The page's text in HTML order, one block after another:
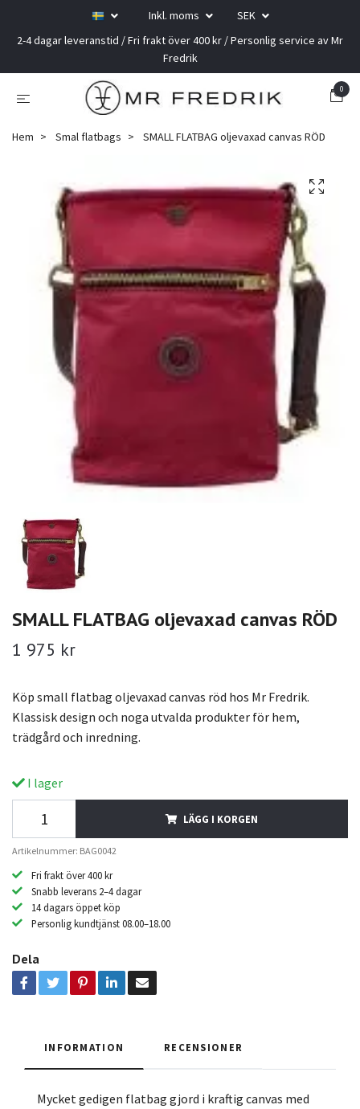
Inkl. moms
SEK
2-4 dagar leveranstid / Fri frakt över 400 kr / Personlig service av Mr
Fredrik
0
Hem Smal flatbags SMALL FLATBAG oljevaxad canvas RÖD
SMALL FLATBAG oljevaxad canvas RÖD
1 975 kr
Köp small flatbag oljevaxad canvas röd hos Mr Fredrik.
Klassisk design och noga utvalda produkter för hem,
trädgård och inredning.
I lager
LÄGG I KORGEN
Artikelnummer: BAG0042
Fri frakt över 400 kr
Snabb leverans 2–4 dagar
14 dagars öppet köp
Personlig kundtjänst 08.00–18.00
Dela
INFORMATION RECENSIONER
Mycket gedigen flatbag gjord i kraftig canvas med